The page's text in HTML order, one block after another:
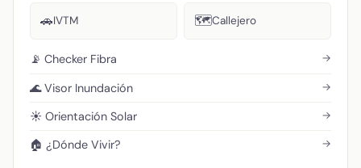
🚗IVTM 🗺️Callejero
📡 Checker Fibra →
🌊 Visor Inundación →
☀️ Orientación Solar →
🏠 ¿Dónde Vivir? →